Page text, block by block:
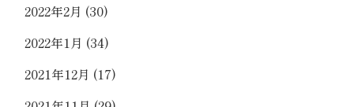
2022年2月 (30)
2022年1月 (34)
2021年12月 (17)